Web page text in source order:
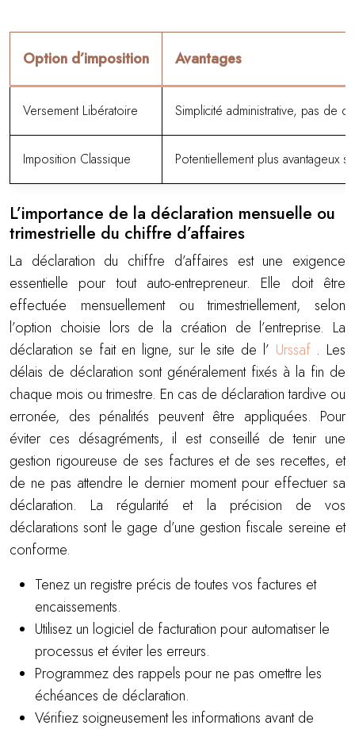
Option d’imposition Avantages
Versement Libératoire Simplicité administrative, pas de
Imposition Classique Potentiellement plus avantageux
L’importance de la déclaration mensuelle ou
trimestrielle du chiffre d’affaires
La déclaration du chiffre d’affaires est une exigence
essentielle pour tout auto-entrepreneur. Elle doit être
effectuée mensuellement ou trimestriellement, selon
l’option choisie lors de la création de l’entreprise. La
déclaration se fait en ligne, sur le site de l’ Urssaf . Les
délais de déclaration sont généralement fixés à la fin de
chaque mois ou trimestre. En cas de déclaration tardive ou
erronée, des pénalités peuvent être appliquées. Pour
éviter ces désagréments, il est conseillé de tenir une
gestion rigoureuse de ses factures et de ses recettes, et
de ne pas attendre le dernier moment pour effectuer sa
déclaration. La régularité et la précision de vos
déclarations sont le gage d’une gestion fiscale sereine et
conforme.
Tenez un registre précis de toutes vos factures et
encaissements.
Utilisez un logiciel de facturation pour automatiser le
processus et éviter les erreurs.
Programmez des rappels pour ne pas omettre les
échéances de déclaration.
Vérifiez soigneusement les informations avant de